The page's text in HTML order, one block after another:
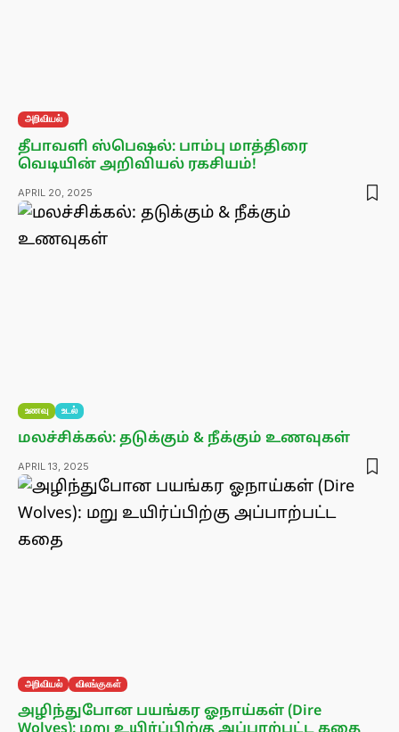
அறிவியல்
தீபாவளி ஸ்பெஷல்: பாம்பு மாத்திரை
வெடியின் அறிவியல் ரகசியம்!
APRIL 20, 2025
உணவு உடல்
மலச்சிக்கல்: தடுக்கும் & நீக்கும் உணவுகள்
APRIL 13, 2025
அறிவியல் விலங்குகள்
அழிந்துபோன பயங்கர ஓநாய்கள் (Dire